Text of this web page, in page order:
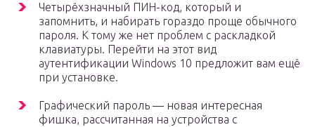
Четырёхзначный ПИН-код, который и
запомнить, и набирать гораздо проще обычного
пароля. К тому же нет проблем с раскладкой
клавиатуры. Перейти на этот вид
аутентификации Windows 10 предложит вам ещё
при установке.
Графический пароль — новая интересная
фишка, рассчитанная на устройства с